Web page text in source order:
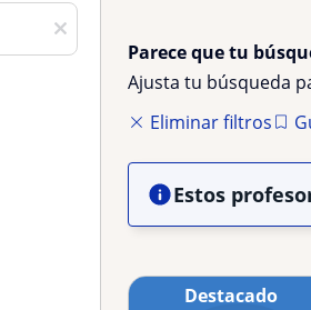
Parece que tu
Ajusta tu búsqueda
Eliminar filtros
Estos
Destacado